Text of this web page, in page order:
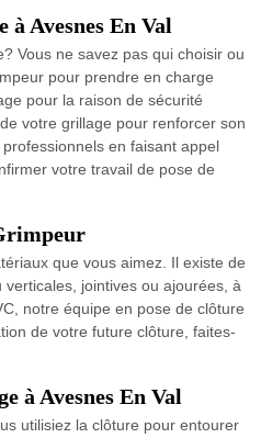
à Avesnes En Val
Vous ne savez pas qui choisir ou
pour prendre en charge
pour la raison de sécurité
votre grillage pour renforcer son
en faisant appel
votre travail de pose de
que vous aimez. Il existe de
jointives ou ajourées, à
notre équipe en pose de clôture
de votre future clôture, faites-
à Avesnes En Val
utilisiez la clôture pour entourer